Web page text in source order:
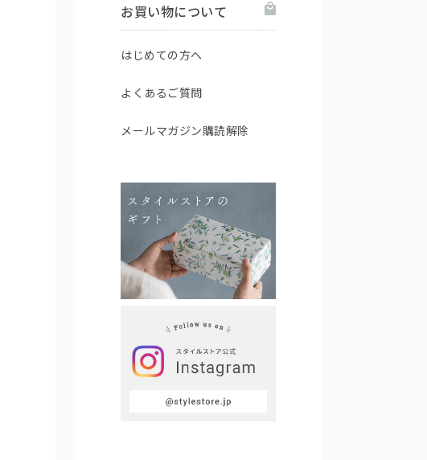
お買い物について
はじめての方へ
よくあるご質問
メールマガジン購読解除